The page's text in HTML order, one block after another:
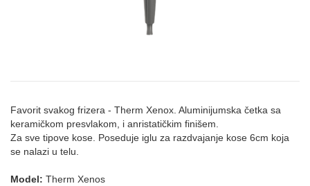
Favorit svakog frizera - Therm Xenox. Aluminijumska četka sa
keramičkom presvlakom, i anristatičkim finišem.
Za sve tipove kose. Poseduje iglu za razdvajanje kose 6cm koja
se nalazi u telu.
Model: Therm Xenos